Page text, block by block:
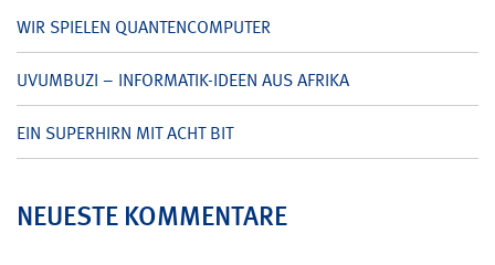
WIR SPIELEN QUANTENCOMPUTER
UVUMBUZI – INFORMATIK-IDEEN AUS AFRIKA
EIN SUPERHIRN MIT ACHT BIT
NEUESTE KOMMENTARE